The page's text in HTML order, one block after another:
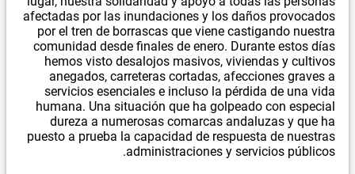
afectadas por las inundaciones y los daños provocados
por el tren de borrascas que viene castigando nuestra
comunidad desde finales de enero. Durante estos días
hemos visto desalojos masivos, viviendas y cultivos
anegados, carreteras cortadas, afecciones graves a
servicios esenciales e incluso la pérdida de una vida
humana. Una situación que ha golpeado con especial
dureza a numerosas comarcas andaluzas y que ha
puesto a prueba la capacidad de respuesta de nuestras
administraciones y servicios públicos.